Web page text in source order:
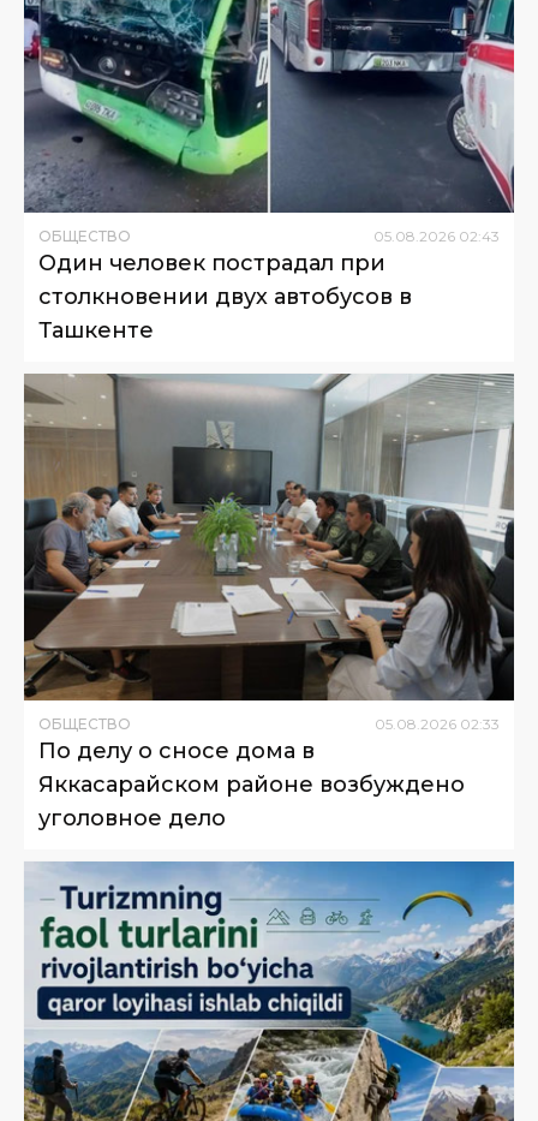
ОБЩЕСТВО 05.08.2026 02:43
Один человек пострадал при
столкновении двух автобусов в
Ташкенте
ОБЩЕСТВО 05.08.2026 02:33
По делу о сносе дома в
Яккасарайском районе возбуждено
уголовное дело